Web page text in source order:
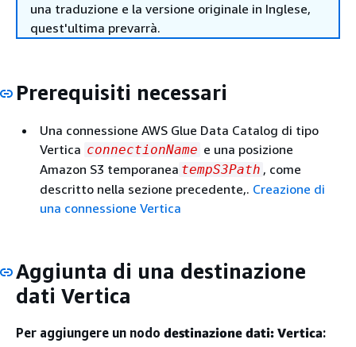
una traduzione e la versione originale in Inglese,
quest'ultima prevarrà.
Prerequisiti necessari
Una connessione AWS Glue Data Catalog di tipo
Vertica connectionName e una posizione
Amazon S3 temporanea tempS3Path , come
descritto nella sezione precedente,. Creazione di
una connessione Vertica
Aggiunta di una destinazione
dati Vertica
Per aggiungere un nodo destinazione dati: Vertica: